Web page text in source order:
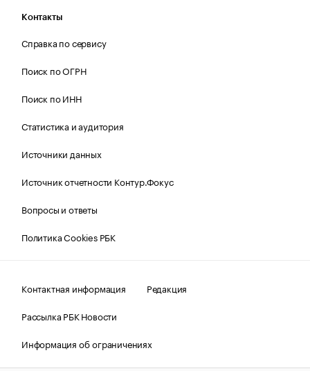
Контакты
Справка по сервису
Поиск по ОГРН
Поиск по ИНН
Статистика и аудитория
Источники данных
Источник отчетности Контур.Фокус
Вопросы и ответы
Политика Cookies РБК
Контактная информация
Редакция
Рассылка РБК Новости
Информация об ограничениях